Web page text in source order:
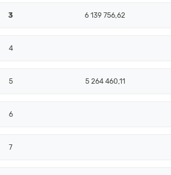
3 6 139 756,62
4
5 5 264 460,11
6
7